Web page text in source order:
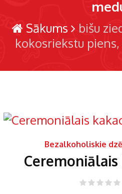
Sākums bišu
kokosriekstu piens
Bezalkoholiskie